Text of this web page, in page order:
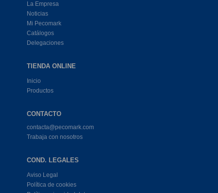
La Empresa
Noticias
Mi Pecomark
Catálogos
Delegaciones
TIENDA ONLINE
Inicio
Productos
CONTACTO
contacta@pecomark.com
Trabaja con nosotros
COND. LEGALES
Aviso Legal
Política de cookies